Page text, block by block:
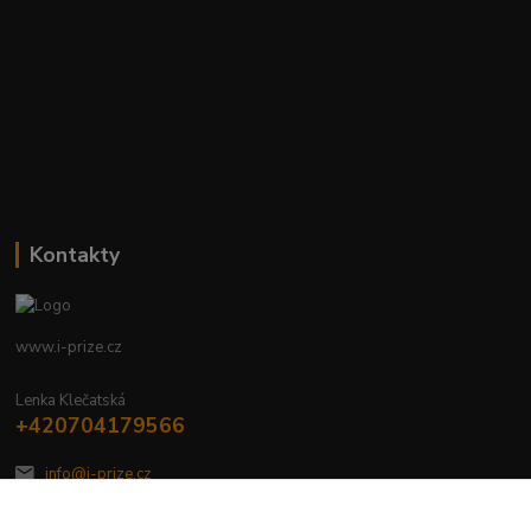
Kontakty
www.i-prize.cz
Lenka Klečatská
+420704179566
info@i-prize.cz